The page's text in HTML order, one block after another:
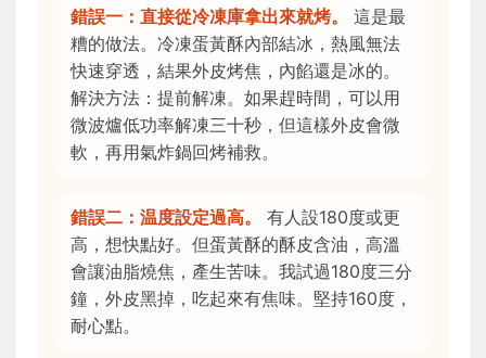
錯誤一：直接從冷凍庫拿出來就烤。
這是最
糟的做法。冷凍蛋黃酥內部結冰，熱風無法
快速穿透，結果外皮烤焦，內餡還是冰的。
解決方法：提前解凍。如果趕時間，可以用
微波爐低功率解凍三十秒，但這樣外皮會微
軟，再用氣炸鍋回烤補救。
錯誤二：温度設定過高。
有人設180度或更
高，想快點好。但蛋黃酥的酥皮含油，高溫
會讓油脂燒焦，產生苦味。我試過180度三分
鐘，外皮黑掉，吃起來有焦味。堅持160度，
耐心點。